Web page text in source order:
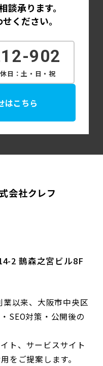
談承ります。
ください。
902
日：土・日・祝
はこちら
会社クレフ
2 鵲森之宮ビル8F
以来、大阪市中央区
SEO対策・公開後の
ト、サービスサイト
をご提案します。